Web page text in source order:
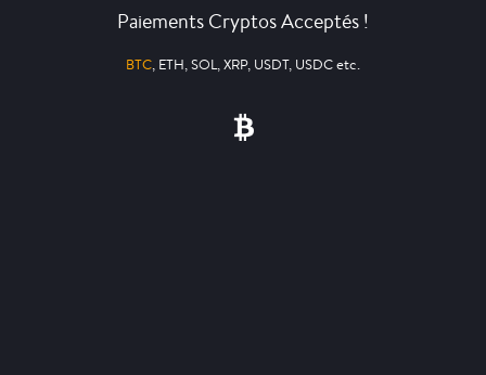
Paiements Cryptos Acceptés !
BTC, ETH, SOL, XRP, USDT, USDC etc.